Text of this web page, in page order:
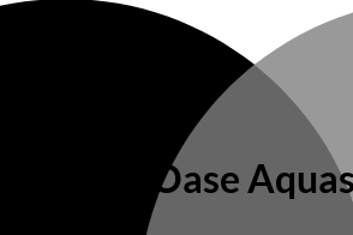
IP 350 Oase